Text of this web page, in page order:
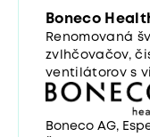
Boneco
Renomovaná
zvlhčovačov,
ventilátorov s
Boneco AG,